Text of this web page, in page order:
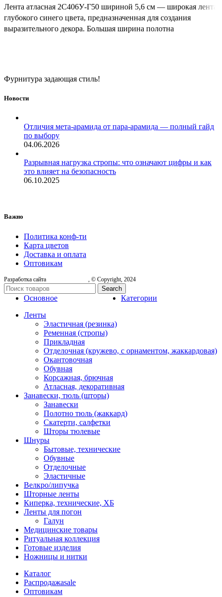
Лента атласная 2С406У-Г50 шириной 5,6 см — широкая лента
глубокого синего цвета, предназначенная для создания
выразительного декора. Большая ширина полотна
Фурнитура задающая стиль!
Новости
Отличия мета-арамида от пара-арамида — полный гайд
по выбору
04.06.2026
Разрывная нагрузка стропы: что означают цифры и как
это влияет на безопасность
06.10.2025
Важно
Политика конф-ти
Карта цветов
Доставка и оплата
Оптовикам
Разработка сайта , © Copyright, 2024
Search
Основное
Категории
Ленты
Эластичная (резинка)
Ременная (стропы)
Прикладная
Отделочная (кружево, с орнаментом, жаккардовая)
Окантовочная
Обувная
Корсажная, брючная
Атласная, декоративная
Занавески, тюль (шторы)
Занавески
Полотно тюль (жаккард)
Скатерти, салфетки
Шторы тюлевые
Шнуры
Бытовые, технические
Обувные
Отделочные
Эластичные
Велкро/липучка
Шторные ленты
Киперка, технические, ХБ
Ленты для погон
Галун
Медицинские товары
Ритуальная коллекция
Готовые изделия
Ножницы и нитки
Каталог
Распродажаsale
Оптовикам